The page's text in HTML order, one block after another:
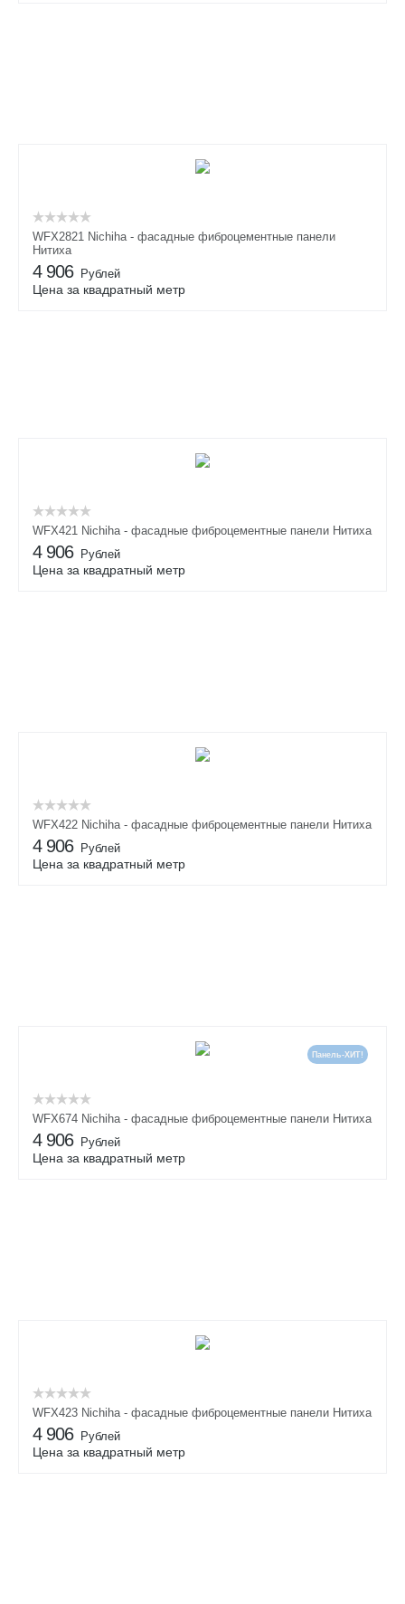
WFX2821 Nichiha - фасадные фиброцементные панели
Нитиха
4 906 Рублей
Цена за квадратный метр
WFX421 Nichiha - фасадные фиброцементные панели Нитиха
4 906 Рублей
Цена за квадратный метр
WFX422 Nichiha - фасадные фиброцементные панели Нитиха
4 906 Рублей
Цена за квадратный метр
Панель-ХИТ!
WFX674 Nichiha - фасадные фиброцементные панели Нитиха
4 906 Рублей
Цена за квадратный метр
WFX423 Nichiha - фасадные фиброцементные панели Нитиха
4 906 Рублей
Цена за квадратный метр